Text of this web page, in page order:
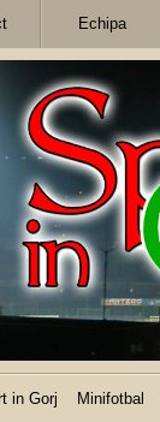
Echipa
in Gorj Minifotbal